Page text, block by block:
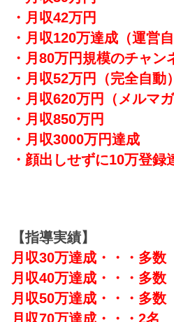
・月収42万円
・月収120万達成 （運営
・月80万円規模のチャン
・月収52万円（完全自動）
・月収620万円（メルマガ
・月収850万円
・月収3000万円達成
・顔出しせずに10万登録
【指導実績】
月収30万達成・・・多数
月収40万達成・・・多数
月収50万達成・・・多数
月収70万達成・・・2名